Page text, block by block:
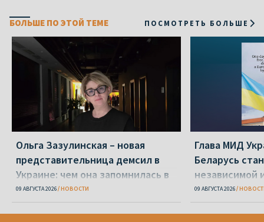
БОЛЬШЕ ПО ЭТОЙ ТЕМЕ ПОСМОТРЕТЬ БОЛЬШЕ
Ольга Зазулинская – новая
представительница демсил в
Украине: чем она запомнилась в
ОПК
09 АВГУСТА 2026 НОВОСТИ
Глава МИД
Беларусь
независимой
09 АВГУСТА 2026